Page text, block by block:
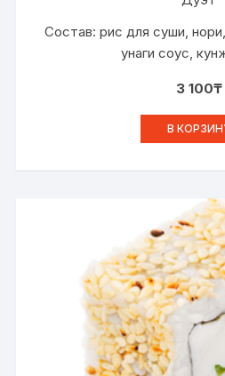
Состав: рис для суши,
унаги соус,
3 100₸
В